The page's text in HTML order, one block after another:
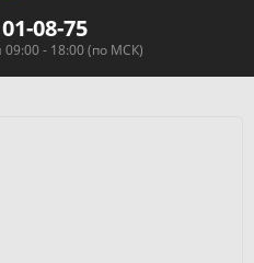
08-75
- 18:00 (по МСК)